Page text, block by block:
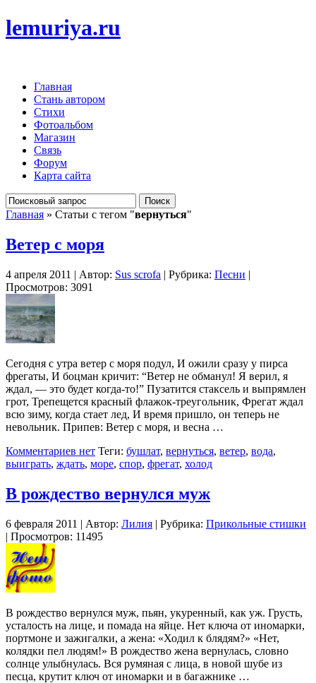
lemuriya.ru
Главная
Стань автором
Стихи
Фотоальбом
Магазин
Связь
Форум
Карта сайта
Главная » Статьи с тегом "вернуться"
Ветер с моря
4 апреля 2011 | Автор: Sus scrofa | Рубрика: Песни |
Просмотров: 3091
Сегодня с утра ветер с моря подул, И ожили сразу у пирса
фрегаты, И боцман кричит: “Ветер не обманул! Я верил, я
ждал, — это будет когда-то!” Пузатится стаксель и выпрямлен
грот, Трепещется красный флажок-треугольник, Фрегат ждал
всю зиму, когда стает лед, И время пришло, он теперь не
невольник. Припев: Ветер с моря, и весна …
Комментариев нет Теги: бушлат, вернуться, ветер, вода,
выиграть, ждать, море, спор, фрегат, холод
В рождество вернулся муж
6 февраля 2011 | Автор: Лилия | Рубрика: Прикольные стишки
| Просмотров: 11495
В рождество вернулся муж, пьян, укуренный, как уж. Грусть,
усталость на лице, и помада на яйце. Нет ключа от иномарки,
портмоне и зажигалки, а жена: «Ходил к блядям?» «Нет,
колядки пел людям!» В рождество жена вернулась, словно
солнце улыбнулась. Вся румяная с лица, в новой шубе из
песца, крутит ключ от иномарки и в багажнике …